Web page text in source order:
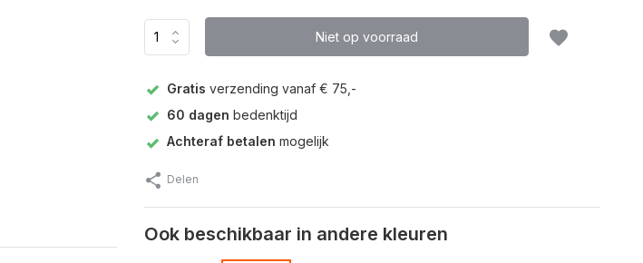
Niet op voorraad
Gratis verzending vanaf € 75,-
60 dagen bedenktijd
Achteraf betalen mogelijk
Delen
Ook beschikbaar in andere kleuren